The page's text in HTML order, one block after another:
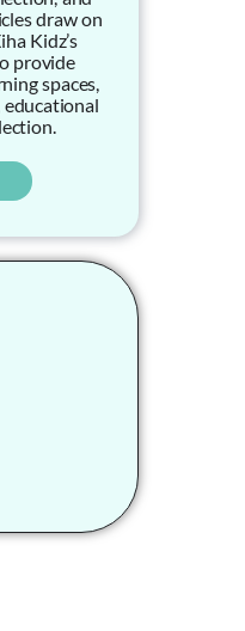
draw on
Kidz’s
provide
spaces,
educational